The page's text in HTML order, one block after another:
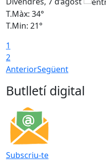
T.Màx: 34°
T.Min: 21°
1
2
AnteriorSegüent
Butlletí digital
Subscriu-te